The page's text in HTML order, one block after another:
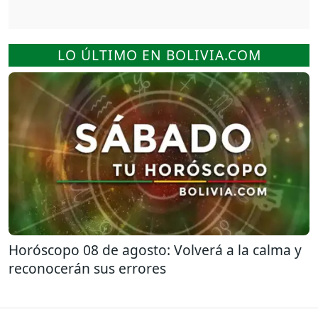
LO ÚLTIMO EN BOLIVIA.COM
Horóscopo 08 de agosto: Volverá a la calma y
reconocerán sus errores